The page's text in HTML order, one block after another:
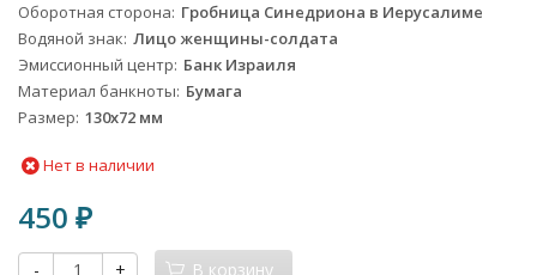
Оборотная сторона Гробница Синедриона в Иерусалиме
Водяной знак Лицо женщины-солдата
Эмиссионный центр Банк Израиля
Материал банкноты Бумага
Размер 130х72 мм
Нет в наличии
450 ₽
- + В корзину